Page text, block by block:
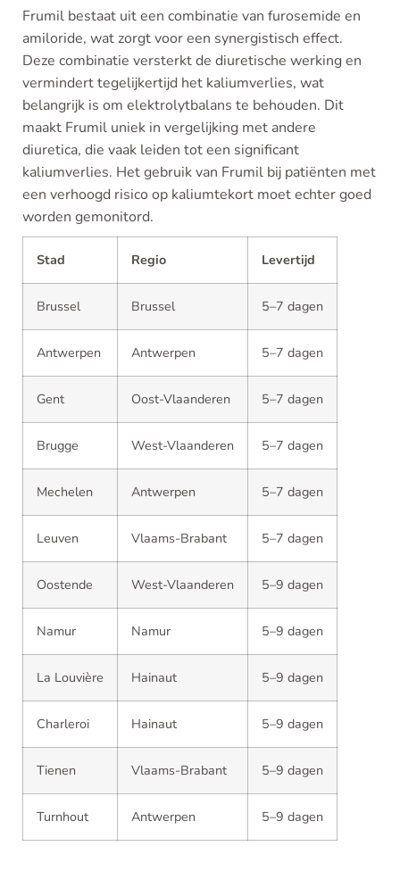
Frumil bestaat uit een combinatie van furosemide en
amiloride, wat zorgt voor een synergistisch effect.
Deze combinatie versterkt de diuretische werking en
vermindert tegelijkertijd het kaliumverlies, wat
belangrijk is om elektrolytbalans te behouden. Dit
maakt Frumil uniek in vergelijking met andere
diuretica, die vaak leiden tot een significant
kaliumverlies. Het gebruik van Frumil bij patiënten met
een verhoogd risico op kaliumtekort moet echter goed
worden gemonitord.
Stad Regio Levertijd
Brussel Brussel 5–7 dagen
Antwerpen Antwerpen 5–7 dagen
Gent Oost-Vlaanderen 5–7 dagen
Brugge West-Vlaanderen 5–7 dagen
Mechelen Antwerpen 5–7 dagen
Leuven Vlaams-Brabant 5–7 dagen
Oostende West-Vlaanderen 5–9 dagen
Namur Namur 5–9 dagen
La Louvière Hainaut 5–9 dagen
Charleroi Hainaut 5–9 dagen
Tienen Vlaams-Brabant 5–9 dagen
Turnhout Antwerpen 5–9 dagen